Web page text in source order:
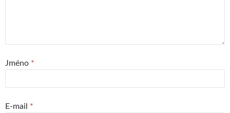
Jméno *
E-mail *